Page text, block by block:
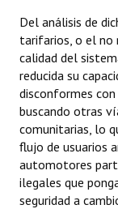
Del análisis de
tarifarios, o el no
calidad del
reducida su
disconformes
buscando otras
comunitarias, lo
flujo de usuarios
automotores
ilegales que
seguridad a